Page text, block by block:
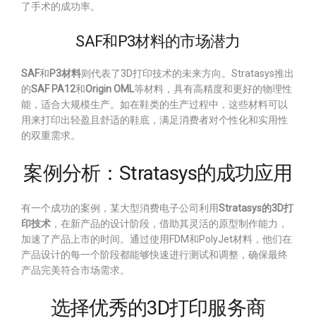
了手术的成功率。
SAF和P3材料的市场潜力
SAF和P3材料则代表了3D打印技术的未来方向。Stratasys推出
的SAF PA12和Origin OML等材料，具有高精度和更好的物理性
能，适合大规模生产。如在鞋类的生产过程中，这些材料可以
用来打印出轻盈且舒适的鞋底，满足消费者对个性化和实用性
的双重需求。
案例分析：Stratasys的成功应用
有一个成功的案例，某大型消费电子公司利用Stratasys的3D打
印技术 ，在新产品的设计阶段，借助其灵活的原型制作能力，
加速了产品上市的时间。通过使用FDM和PolyJet材料，他们在
产品设计的每一个阶段都能够快速进行测试和调整，确保最终
产品完美符合市场需求。
选择优秀的3D打印服务商